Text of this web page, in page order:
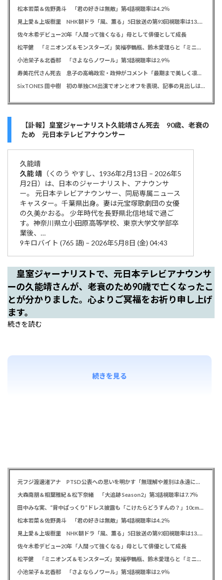
松本若菜＆佐野勇斗 「君の好きは無敵」第4話視聴率は4.2％
見上愛＆上坂樹里 NHK朝ドラ「風、薫る」5日放送の第93回視聴率は13.5％
佐々木希デビュー20年「人間って強くなる」母として俳優として成長
松平健 「ミニオンズ＆モンスターズ」笑福亭鶴瓶、鈴木愛理らと「ミニおんど」披露も「サンバの方が楽」と本音
小池栄子＆北香那 「さよならノワール」第5話視聴率は2.9％
寿美花代さん死去 息子の高嶋政宏・政伸がコメント「最期まで美しく凛とした表情」「最期の最期まで大女優」「
SixTONES 田中樹 初の単独CM出演でオンとオフを表現、記事の見出しは「“いい男の休日”にしてください」とアピール
【訃報】皇室ジャーナリスト久能靖さん死去 90歳、老衰の
ため 元日本テレビアナウンサー
久能靖
久能靖 （くのう やすし、1936年2月13日 – 2026年5
月2日）は、日本のジャーナリスト、アナウンサ
ー。 元日本テレビアナウンサー、同局専属ニュース
キャスター。千葉県出身。妻は元宝塚歌劇団の女優
の久美かおる。 少年時代を長野県北信地域で過ご
す。神奈川県立小田原高等学校、東京大学文学部卒
業後、…
9キロバイト (765 語) – 2026年5月8日 (金) 04:43
皇室ジャーナリストで、元日本テレビアナウンサ
ーの久能靖さんが、老衰のため90歳で亡くなったこ
とが分かりました。心よりご冥福をお祈り申し上げ
ます。
続きを読む
続きを見る
元フジ渡邊渚アナ PTSD公表への思いを明かす「無理解や差別は永遠に変わらない」「同じ病気になったことのない人間にはわからない」
大森南朋＆相葉雅紀＆松下奈緒 「大追跡 Season2」第3話視聴率は7.7％
田中みな実、“背中ぱっくり”ドレス披露も「こけたらどうすんの？」10cm超ヒールに心配の声寄せられる
松本若菜＆佐野勇斗 「君の好きは無敵」第4話視聴率は4.2％
見上愛＆上坂樹里 NHK朝ドラ「風、薫る」5日放送の第93回視聴率は13.5％
佐々木希デビュー20年「人間って強くなる」母として俳優として成長
松平健 「ミニオンズ＆モンスターズ」笑福亭鶴瓶、鈴木愛理らと「ミニおんど」披露も「サンバの方が楽」と本音
小池栄子＆北香那 「さよならノワール」第5話視聴率は2.9％